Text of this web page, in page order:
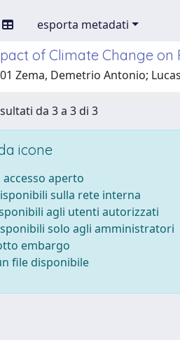
esporta metadati
of Climate Change
Zema, Demetrio Antonio;
da 3 a 3 di 3
icone
accesso aperto
sulla rete interna
agli utenti autorizzati
solo agli amministratori
embargo
file disponibile